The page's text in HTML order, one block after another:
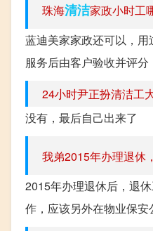
珠海清洁家政小时工
蓝迪美家家政还可以，
服务后由客户验收并评
24小时尹正扮清洁工
没有，最后自己出来了
我弟2015年办理退休
2015年办理退休后，退
作，应该另外在物业保